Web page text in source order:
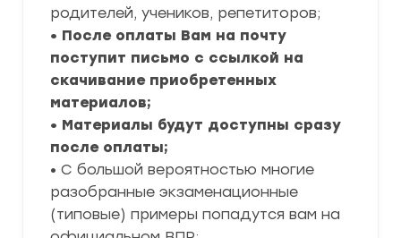
родителей, учеников, репетиторов;
• После оплаты Вам на почту
поступит письмо с ссылкой на
скачивание приобретенных
материалов;
• Материалы будут доступны сразу
после оплаты;
• С большой вероятностью многие
разобранные экзаменационные
(типовые) примеры попадутся вам на